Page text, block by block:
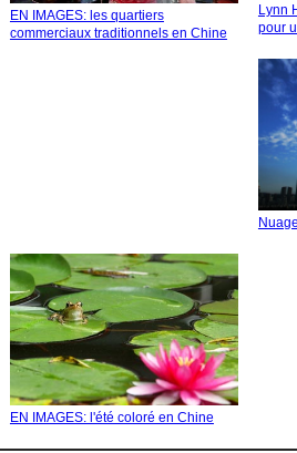
EN IMAGES: les quartiers
commerciaux traditionnels en Chine
Lynn
pour
EN IMAGES: l'été coloré en Chine